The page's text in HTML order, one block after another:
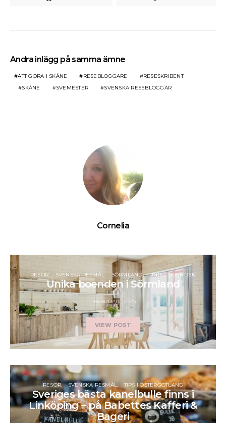
Andra inlägg på samma ämne
ATT GÖRA I SKÅNE RESEBLOGGARE
RESESKRIBENT
SKÅNE
SVEMESTER SVENSKA RESEBLOGGAR
Cornelia
RESOR SVENSKA RESMÅL SÖRMLAND UNIKA BOENDEN
Unika boenden i Sörmland
1 FEBRUARI, 2024
VIEW POST
RESOR SVENSKA RESMÅL TIPS I ÖSTERGÖTLAND
Sveriges bästa kanelbulle finns i
Linköping – på Babettes Kafferi &
Bageri